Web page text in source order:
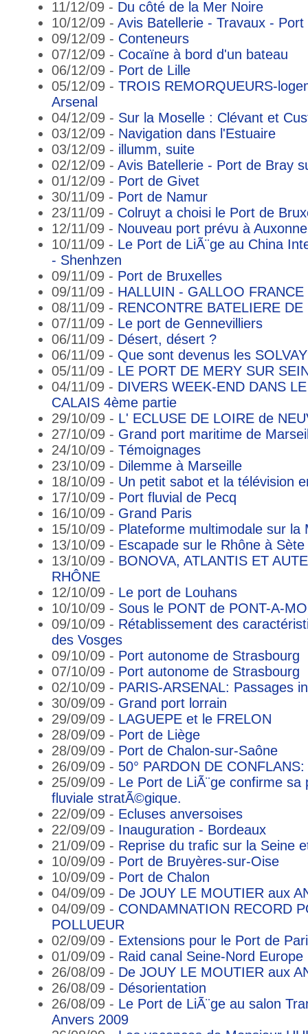
11/12/09 - Du côté de la Mer Noire
10/12/09 - Avis Batellerie - Travaux - Port
09/12/09 - Conteneurs
07/12/09 - Cocaïne à bord d'un bateau
06/12/09 - Port de Lille
05/12/09 - TROIS REMORQUEURS-
Arsenal
04/12/09 - Sur la Moselle : Clévant et
03/12/09 - Navigation dans l'Estuaire
03/12/09 - illumm, suite
02/12/09 - Avis Batellerie - Port de Bray
01/12/09 - Port de Givet
30/11/09 - Port de Namur
23/11/09 - Colruyt a choisi le Port de
12/11/09 - Nouveau port prévu à Auxonne
10/11/09 - Le Port de LiÃ¨ge au China
- Shenhzen
09/11/09 - Port de Bruxelles
09/11/09 - HALLUIN - GALLOO FRANCE
08/11/09 - RENCONTRE BATELIERE
07/11/09 - Le port de Gennevilliers
06/11/09 - Désert, désert ?
06/11/09 - Que sont devenus les
05/11/09 - LE PORT DE MERY SUR
04/11/09 - DIVERS WEEK-END DANS
CALAIS 4ème partie
29/10/09 - L' ECLUSE DE LOIRE de
27/10/09 - Grand port maritime de
24/10/09 - Témoignages
23/10/09 - Dilemme à Marseille
18/10/09 - Un petit sabot et la télévision
17/10/09 - Port fluvial de Pecq
16/10/09 - Grand Paris
15/10/09 - Plateforme multimodale sur la
13/10/09 - Escapade sur le Rhône à Sète
13/10/09 - BONOVA, ATLANTIS ET
RHÔNE
12/10/09 - Le port de Louhans
10/10/09 - Sous le PONT de PONT-A-
09/10/09 - Rétablissement des
des Vosges
09/10/09 - Port autonome de Strasbourg
07/10/09 - Port autonome de Strasbourg
02/10/09 - PARIS-ARSENAL: Passages
30/09/09 - Grand port lorrain
29/09/09 - LAGUEPE et le FRELON
28/09/09 - Port de Liège
28/09/09 - Port de Chalon-sur-Saône
26/09/09 - 50° PARDON DE
25/09/09 - Le Port de LiÃ¨ge confirme
fluviale stratÃ©gique.
22/09/09 - Ecluses anversoises
22/09/09 - Inauguration - Bordeaux
21/09/09 - Reprise du trafic sur la Seine
10/09/09 - Port de Bruyères-sur-Oise
10/09/09 - Port de Chalon
04/09/09 - De JOUY LE MOUTIER aux
04/09/09 - CONDAMNATION RECORD
POLLUEUR
02/09/09 - Extensions pour le Port de
01/09/09 - Raid canal Seine-Nord Europe
26/08/09 - De JOUY LE MOUTIER aux
26/08/09 - Désorientation
26/08/09 - Le Port de LiÃ¨ge au salon
Anvers 2009